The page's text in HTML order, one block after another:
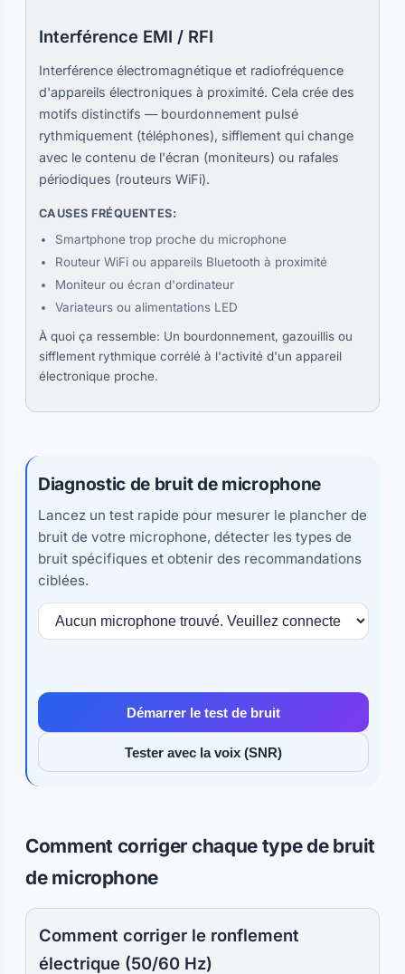
Interférence EMI / RFI
Interférence électromagnétique et radiofréquence
d'appareils électroniques à proximité. Cela crée des
motifs distinctifs — bourdonnement pulsé
rythmiquement (téléphones), sifflement qui change
avec le contenu de l'écran (moniteurs) ou rafales
périodiques (routeurs WiFi).
CAUSES FRÉQUENTES:
Smartphone trop proche du microphone
Routeur WiFi ou appareils Bluetooth à proximité
Moniteur ou écran d'ordinateur
Variateurs ou alimentations LED
À quoi ça ressemble: Un bourdonnement, gazouillis ou
sifflement rythmique corrélé à l'activité d'un appareil
électronique proche.
Diagnostic de bruit de microphone
Lancez un test rapide pour mesurer le plancher de
bruit de votre microphone, détecter les types de
bruit spécifiques et obtenir des recommandations
ciblées.
Démarrer le test de bruit
Tester avec la voix (SNR)
Comment corriger chaque type de bruit
de microphone
Comment corriger le ronflement
électrique (50/60 Hz)